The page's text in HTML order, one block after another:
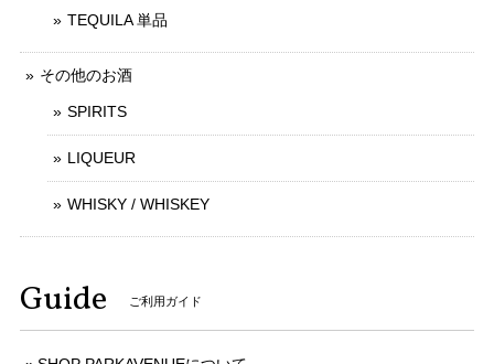
TEQUILA 単品
その他のお酒
SPIRITS
LIQUEUR
WHISKY / WHISKEY
Guide ご利用ガイド